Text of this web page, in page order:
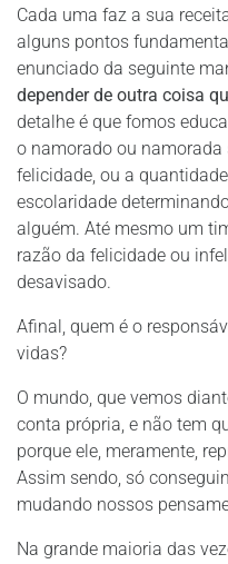
Cada uma faz a sua
alguns pontos
enunciado da seguinte
depender de outra coisa
detalhe é que fomos
o namorado ou
felicidade, ou a
escolaridade
alguém. Até mesmo um
razão da felicidade ou
desavisado.
Afinal, quem é o
vidas?
O mundo, que vemos
conta própria, e não tem
porque ele, meramente,
Assim sendo, só
mudando nossos
Na grande maioria das